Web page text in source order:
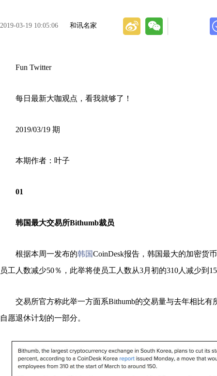
2019-03-19 10:05:06 和讯名家
Fun Twitter
每日最新大咖观点，看我就够了！
2019/03/19 期
本期作者：叶子
01
韩国最大交易所Bithumb裁员
根据本周一发布的韩国CoinDesk报告，韩国最大的加密货
员工人数减少50％，此举将使员工人数从3月初的310人减少到
交易所官方称此举一方面系Bithumb的交易量与去年相比有
自愿退休计划的一部分。